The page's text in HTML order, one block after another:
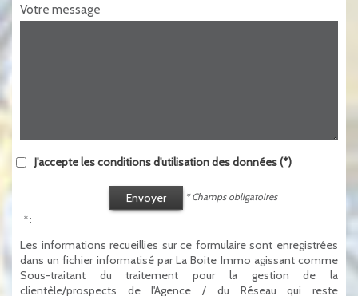
Votre message
J'accepte les conditions d'utilisation des données (*)
Envoyer * Champs obligatoires
* :
Les informations recueillies sur ce formulaire sont enregistrées
dans un fichier informatisé par La Boite Immo agissant comme
Sous-traitant du traitement pour la gestion de la
clientèle/prospects de l'Agence / du Réseau qui reste